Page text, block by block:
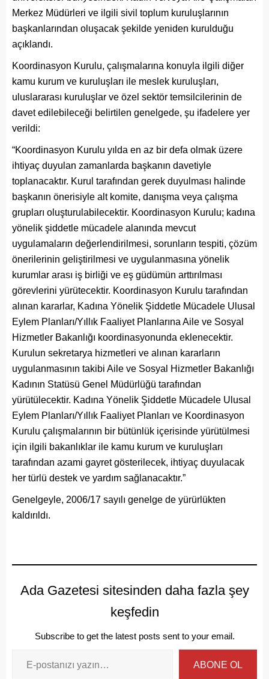
Merkez Müdürleri ve ilgili sivil toplum kuruluşlarının
başkanlarından oluşacak şekilde yeniden kurulduğu
açıklandı.
Koordinasyon Kurulu, çalışmalarına konuyla ilgili diğer
kamu kurum ve kuruluşları ile meslek kuruluşları,
uluslararası kuruluşlar ve özel sektör temsilcilerinin de
davet edilebileceği belirtilen genelgede, şu ifadelere yer
verildi:
“Koordinasyon Kurulu yılda en az bir defa olmak üzere
ihtiyaç duyulan zamanlarda başkanın davetiyle
toplanacaktır. Kurul tarafından gerek duyulması halinde
başkanın önerisiyle alt komite, danışma veya çalışma
grupları oluşturulabilecektir. Koordinasyon Kurulu; kadına
yönelik şiddetle mücadele alanında mevcut
uygulamaların değerlendirilmesi, sorunların tespiti, çözüm
önerilerinin geliştirilmesi ve uygulanmasına yönelik
kurumlar arası iş birliği ve eş güdümün arttırılması
görevlerini yürütecektir. Koordinasyon Kurulu tarafından
alınan kararlar, Kadına Yönelik Şiddetle Mücadele Ulusal
Eylem Planları/Yıllık Faaliyet Planlarına Aile ve Sosyal
Hizmetler Bakanlığı koordinasyonunda eklenecektir.
Kurulun sekretarya hizmetleri ve alınan kararların
uygulanmasının takibi Aile ve Sosyal Hizmetler Bakanlığı
Kadının Statüsü Genel Müdürlüğü tarafından
yürütülecektir. Kadına Yönelik Şiddetle Mücadele Ulusal
Eylem Planları/Yıllık Faaliyet Planları ve Koordinasyon
Kurulu çalışmalarının bir bütünlük içerisinde yürütülmesi
için ilgili bakanlıklar ile kamu kurum ve kuruluşları
tarafından azami gayret gösterilecek, ihtiyaç duyulacak
her türlü destek ve yardım sağlanacaktır.”
Genelgeyle, 2006/17 sayılı genelge de yürürlükten
kaldırıldı.
Ada Gazetesi sitesinden daha fazla şey
keşfedin
Subscribe to get the latest posts sent to your email.
ABONE OL